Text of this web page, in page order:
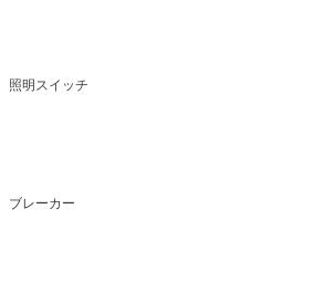
照明スイッチ
ブレーカー